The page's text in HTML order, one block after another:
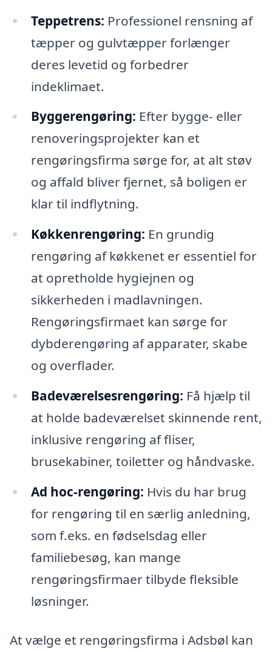
Teppetrens: Professionel rensning af
tæpper og gulvtæpper forlænger
deres levetid og forbedrer
indeklimaet.
Byggerengøring: Efter bygge- eller
renoveringsprojekter kan et
rengøringsfirma sørge for, at alt støv
og affald bliver fjernet, så boligen er
klar til indflytning.
Køkkenrengøring: En grundig
rengøring af køkkenet er essentiel for
at opretholde hygiejnen og
sikkerheden i madlavningen.
Rengøringsfirmaet kan sørge for
dybderengøring af apparater, skabe
og overflader.
Badeværelsesrengøring: Få hjælp til
at holde badeværelset skinnende rent,
inklusive rengøring af fliser,
brusekabiner, toiletter og håndvaske.
Ad hoc-rengøring: Hvis du har brug
for rengøring til en særlig anledning,
som f.eks. en fødselsdag eller
familiebesøg, kan mange
rengøringsfirmaer tilbyde fleksible
løsninger.
At vælge et rengøringsfirma i Adsbøl kan